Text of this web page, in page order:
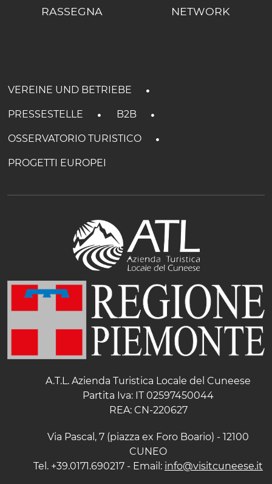
RASSEGNA NETWORK
VEREINE UND BETRIEBE
PRESSESTELLE B2B
OSSERVATORIO TURISTICO
PROGETTI EUROPEI
A.T.L. Azienda Turistica Locale del Cuneese
Partita Iva: IT 02597450044
REA: CN-220627
Via Pascal, 7 (piazza ex Foro Boario) - 12100
CUNEO
Tel. +39.0171.690217 - Email: info@visitcuneese.it